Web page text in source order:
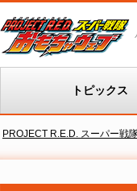
トピックス
PROJECT R.E.D. スーパー戦